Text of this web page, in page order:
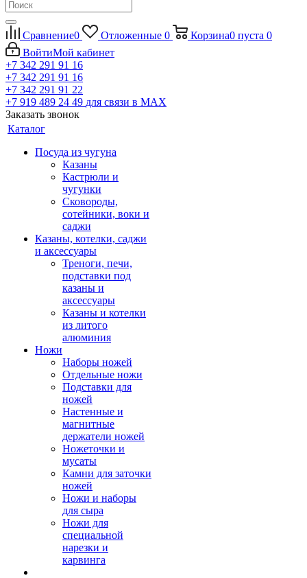
Сравнение0 Отложенные 0 Корзина0 пуста 0
ВойтиМой кабинет
+7 342 291 91 16
+7 342 291 91 16
+7 342 291 91 22
+7 919 489 24 49 для связи в МАХ
Заказать звонок
Каталог
Посуда из чугуна
Казаны
Кастрюли и
чугунки
Сковороды,
сотейники, воки и
саджи
Казаны, котелки, саджи
и аксессуары
Треноги, печи,
подставки под
казаны и
аксессуары
Казаны и котелки
из литого
алюминия
Ножи
Наборы ножей
Отдельные ножи
Подставки для
ножей
Настенные и
магнитные
держатели ножей
Ножеточки и
мусаты
Камни для заточки
ножей
Ножи и наборы
для сыра
Ножи для
специальной
нарезки и
карвинга